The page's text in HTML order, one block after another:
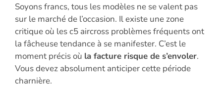
Soyons francs, tous les modèles ne se valent pas
sur le marché de l’occasion. Il existe une zone
critique où les c5 aircross problèmes fréquents ont
la fâcheuse tendance à se manifester. C’est le
moment précis où la facture risque de s’envoler.
Vous devez absolument anticiper cette période
charnière.